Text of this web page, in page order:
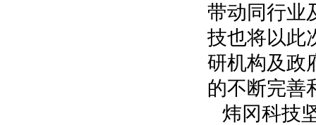
带动同行业
技也将以此
研机构及政
的不断完善
炜冈科技